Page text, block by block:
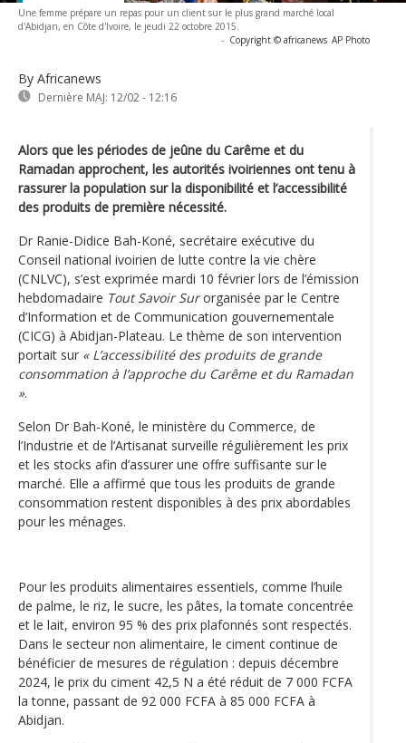
Une femme prépare un repas pour un client sur le plus grand marché local
d'Abidjan, en Côte d'Ivoire, le jeudi 22 octobre 2015.
- Copyright © africanews AP Photo
By Africanews
Dernière MAJ: 12/02 - 12:16
Alors que les périodes de jeûne du Carême et du
Ramadan approchent, les autorités ivoiriennes ont tenu à
rassurer la population sur la disponibilité et l’accessibilité
des produits de première nécessité.
Dr Ranie-Didice Bah-Koné, secrétaire exécutive du
Conseil national ivoirien de lutte contre la vie chère
(CNLVC), s’est exprimée mardi 10 février lors de l’émission
hebdomadaire Tout Savoir Surorganisée par le Centre
d’Information et de Communication gouvernementale
(CICG) à Abidjan-Plateau. Le thème de son intervention
portait sur « L’accessibilité des produits de grande
consommation à l’approche du Carême et du Ramadan
».
Selon Dr Bah-Koné, le ministère du Commerce, de
l’Industrie et de l’Artisanat surveille régulièrement les prix
et les stocks afin d’assurer une offre suffisante sur le
marché. Elle a affirmé que tous les produits de grande
consommation restent disponibles à des prix abordables
pour les ménages.
Pour les produits alimentaires essentiels, comme l’huile
de palme, le riz, le sucre, les pâtes, la tomate concentrée
et le lait, environ 95 % des prix plafonnés sont respectés.
Dans le secteur non alimentaire, le ciment continue de
bénéficier de mesures de régulation : depuis décembre
2024, le prix du ciment 42,5 N a été réduit de 7 000 FCFA
la tonne, passant de 92 000 FCFA à 85 000 FCFA à
Abidjan.